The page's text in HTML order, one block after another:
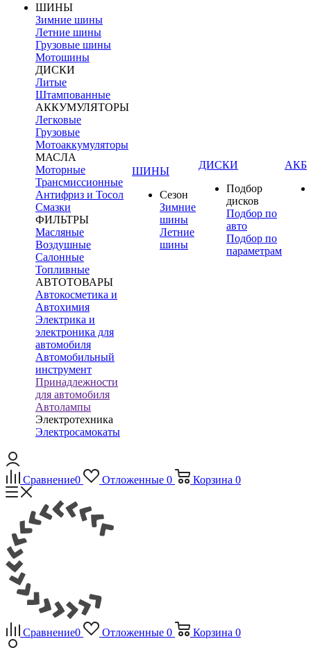
ШИНЫ
Зимние шины
Летние шины
Грузовые шины
Мотошины
ДИСКИ
Литые
Штампованные
АККУМУЛЯТОРЫ
Легковые
Грузовые
Мотоаккумуляторы
МАСЛА
Моторные
Трансмиссионные
Антифриз и Тосол
Смазки
ФИЛЬТРЫ
Масляные
Воздушные
Салонные
Топливные
АВТОТОВАРЫ
Автокосметика и
Автохимия
Электрика и
электроника для
автомобиля
Автомобильный
инструмент
Принадлежности
для автомобиля
Автолампы
Электротехника
Электросамокаты
ШИНЫ
Сезон
Зимние
шины
Летние
шины
ДИСКИ
Подбор
дисков
Подбор по
авто
Подбор по
параметрам
АКБ
Сравнение0 Отложенные 0 Корзина 0
Сравнение0 Отложенные 0 Корзина 0